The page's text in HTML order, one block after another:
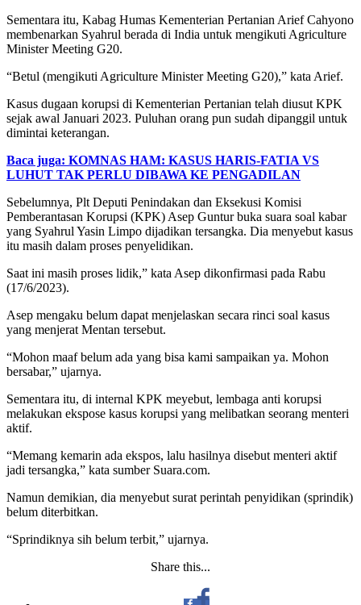
Sementara itu, Kabag Humas Kementerian Pertanian Arief Cahyono
membenarkan Syahrul berada di India untuk mengikuti Agriculture
Minister Meeting G20.
“Betul (mengikuti Agriculture Minister Meeting G20),” kata Arief.
Kasus dugaan korupsi di Kementerian Pertanian telah diusut KPK
sejak awal Januari 2023. Puluhan orang pun sudah dipanggil untuk
dimintai keterangan.
Baca juga: KOMNAS HAM: KASUS HARIS-FATIA VS
LUHUT TAK PERLU DIBAWA KE PENGADILAN
Sebelumnya, Plt Deputi Penindakan dan Eksekusi Komisi
Pemberantasan Korupsi (KPK) Asep Guntur buka suara soal kabar
yang Syahrul Yasin Limpo dijadikan tersangka. Dia menyebut kasus
itu masih dalam proses penyelidikan.
Saat ini masih proses lidik,” kata Asep dikonfirmasi pada Rabu
(17/6/2023).
Asep mengaku belum dapat menjelaskan secara rinci soal kasus
yang menjerat Mentan tersebut.
“Mohon maaf belum ada yang bisa kami sampaikan ya. Mohon
bersabar,” ujarnya.
Sementara itu, di internal KPK meyebut, lembaga anti korupsi
melakukan ekspose kasus korupsi yang melibatkan seorang menteri
aktif.
“Memang kemarin ada ekspos, lalu hasilnya disebut menteri aktif
jadi tersangka,” kata sumber Suara.com.
Namun demikian, dia menyebut surat perintah penyidikan (sprindik)
belum diterbitkan.
“Sprindiknya sih belum terbit,” ujarnya.
Share this...